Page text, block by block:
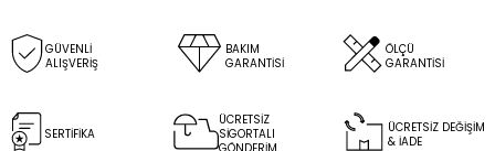
GÜVENLİ
ALIŞVERİŞ
BAKIM
GARANTİSİ
ÖLÇÜ
GARANTİSİ
SERTİFİKA
ÜCRETSİZ
SİGORTALI
ÜCRETSİZ DEĞİŞİM
& İADE